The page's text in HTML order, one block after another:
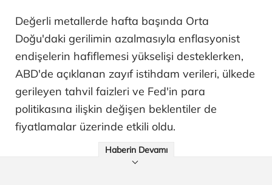
Değerli metallerde hafta başında Orta
Doğu'daki gerilimin azalmasıyla enflasyonist
endişelerin hafiflemesi yükselişi desteklerken,
ABD'de açıklanan zayıf istihdam verileri, ülkede
gerileyen tahvil faizleri ve Fed'in para
politikasına ilişkin değişen beklentiler de
fiyatlamalar üzerinde etkili oldu.
Haberin Devamı